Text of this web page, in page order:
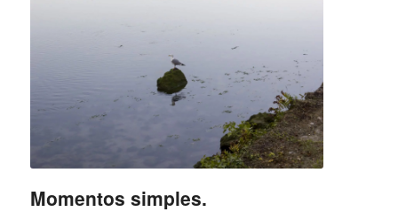
Momentos simples.